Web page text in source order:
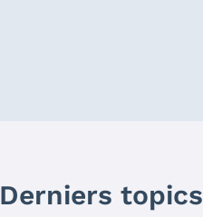
Derniers topics